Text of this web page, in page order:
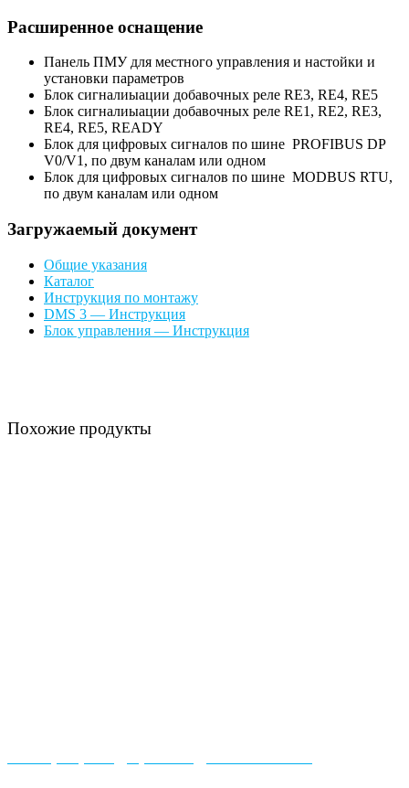
Расширенное оснащение
Панель ПМУ для местного управления и настойки и
установки параметров
Блок сигналиыации добавочных реле RE3, RE4, RE5
Блок сигналиыации добавочных реле RE1, RE2, RE3,
RE4, RE5, READY
Блок для цифровых сигналов по шине PROFIBUS DP
V0/V1, по двум каналам или одном
Блок для цифровых сигналов по шине MODBUS RTU,
по двум каналам или одном
Загружаемый документ
Общие указания
Каталог
Инструкция по монтажу
DMS 3 — Инструкция
Блок управления — Инструкция
Похожие продукты